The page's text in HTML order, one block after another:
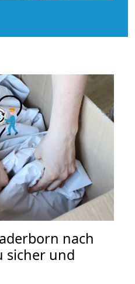
nach
sicher und